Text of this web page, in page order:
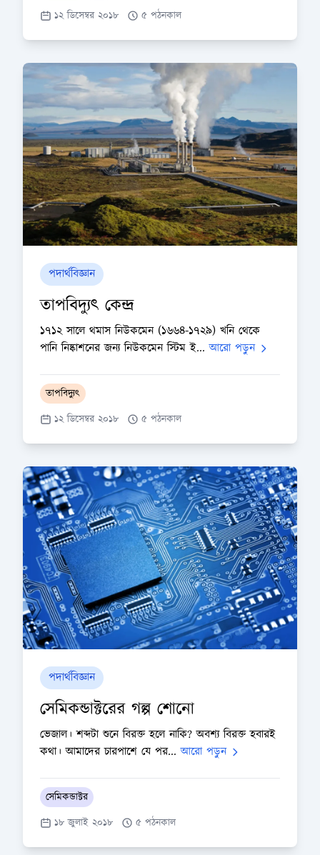
১২ ডিসেম্বর ২০১৮
৫ পঠনকাল
পদার্থবিজ্ঞান
তাপবিদ্যুৎ কেন্দ্র
১৭১২ সালে থমাস নিউকমেন (১৬৬৪-১৭২৯) খনি থেকে
পানি নিষ্কাশনের জন্য নিউকমেন স্টিম ই...আরো পড়ুন
তাপবিদ্যুৎ
১২ ডিসেম্বর ২০১৮
৫ পঠনকাল
পদার্থবিজ্ঞান
সেমিকন্ডাক্টরের গল্প শোনো
ভেজাল। শব্দটা শুনে বিরক্ত হলে নাকি? অবশ্য বিরক্ত হবারই
কথা। আমাদের চারপাশে যে পর...আরো পড়ুন
সেমিকন্ডাক্টর
১৮ জুলাই ২০১৮
৫ পঠনকাল